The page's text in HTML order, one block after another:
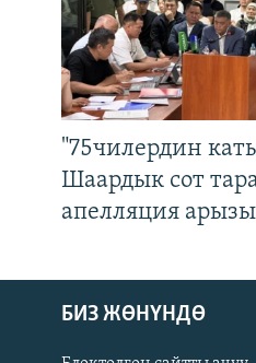
"75чилердин
Шаардык сот
апелляция
БИЗ ЖӨНҮНДӨ